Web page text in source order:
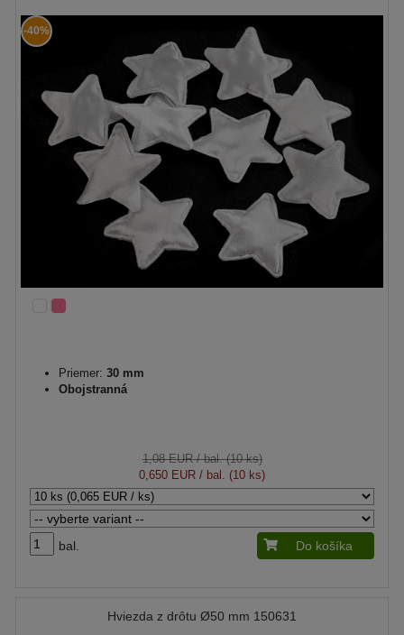
-40%
Priemer: 30 mm
Obojstranná
1,08 EUR/ bal. (10 ks)
0,650 EUR / bal. (10 ks)
bal. Do košíka
Hviezda z drôtu Ø50 mm 150631